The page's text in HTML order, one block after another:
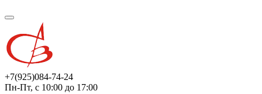
+7(925)084-74-24
Пн-Пт, с 10:00 до 17:00